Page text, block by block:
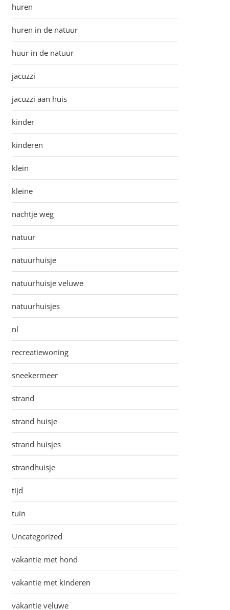
huren
huren in de natuur
huur in de natuur
jacuzzi
jacuzzi aan huis
kinder
kinderen
klein
kleine
nachtje weg
natuur
natuurhuisje
natuurhuisje veluwe
natuurhuisjes
nl
recreatiewoning
sneekermeer
strand
strand huisje
strand huisjes
strandhuisje
tijd
tuin
Uncategorized
vakantie met hond
vakantie met kinderen
vakantie veluwe